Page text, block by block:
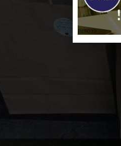
פרסומת